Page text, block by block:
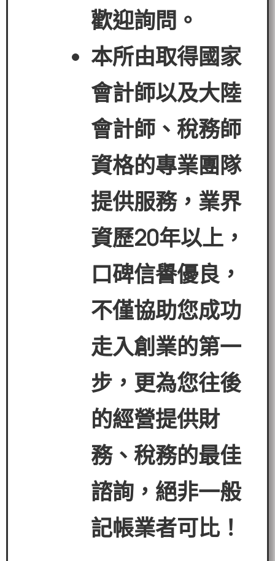
歡迎詢問。
本所由取得國家
會計師以及大陸
會計師、稅務師
資格的專業團隊
提供服務，業界
資歷20年以上，
口碑信譽優良，
不僅協助您成功
走入創業的第一
步，更為您往後
的經營提供財
務、稅務的最佳
諮詢，絕非一般
記帳業者可比！